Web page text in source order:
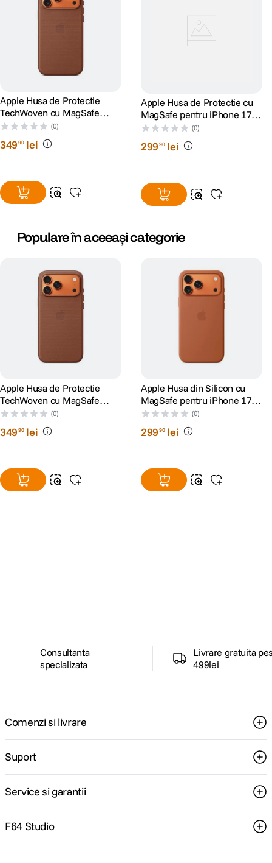
Apple Husa de Protectie
TechWoven cu MagSafe
pentru iPhone 17 Pro Max
Sienna
(0)
34990 lei
Apple Husa de Protectie cu
MagSafe pentru iPhone 17
Pro Bright Guava
(0)
29990 lei
Populare în aceeași categorie
Apple Husa de Protectie
TechWoven cu MagSafe
pentru iPhone 17 Pro Max
Sienna
(0)
34990 lei
Apple Husa din Silicon cu
MagSafe pentru iPhone 17
Pro Max Terra Cotta
(0)
29990 lei
Consultanta
specializata
Livrare gratuita
499lei
Comenzi si livrare
Suport
Service si garantii
F64 Studio